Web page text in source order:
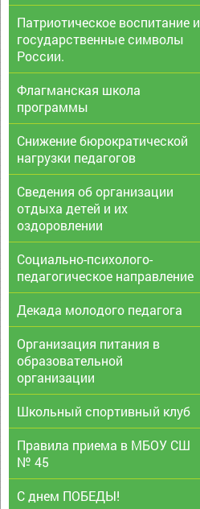
Патриотическое воспитание и
государственные символы
России.
Флагманская школа
программы
Снижение бюрократической
нагрузки педагогов
Сведения об организации
отдыха детей и их
оздоровлении
Социально-психолого-
педагогическое направление
Декада молодого педагога
Организация питания в
образовательной
организации
Школьный спортивный клуб
Правила приема в МБОУ СШ
№ 45
С днем ПОБЕДЫ!